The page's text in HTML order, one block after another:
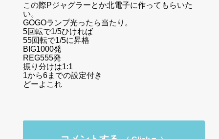
この際Pジャグラーとか北電子に作ってもらいた
い。
GOGOランプ光ったら当たり。
5回転で1/5ひければ
55回転で1/5に昇格
BIG1000発
REG555発
振り分けは1:1
1から6までの設定付き
どーよこれ